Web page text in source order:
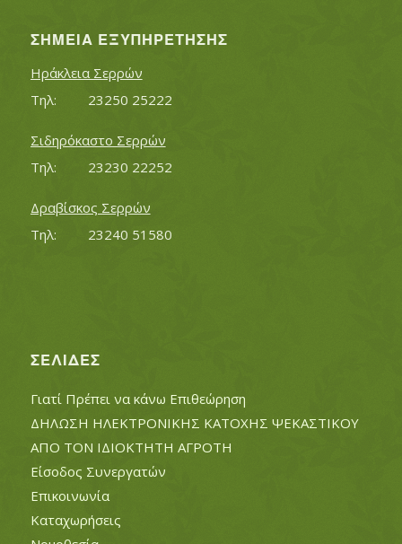
ΣΗΜΕΊΑ ΕΞΥΠΗΡΈΤΗΣΗΣ
Ηράκλεια Σερρών
Τηλ:		23250 25222
Σιδηρόκαστο Σερρών
Τηλ:		23230 22252
Δραβίσκος Σερρών
Τηλ:		23240 51580
ΣΕΛΊΔΕΣ
Γιατί Πρέπει να κάνω Επιθεώρηση
ΔΗΛΩΣΗ ΗΛΕΚΤΡΟΝΙΚΗΣ ΚΑΤΟΧΗΣ ΨΕΚΑΣΤΙΚΟΥ
ΑΠΟ ΤΟΝ ΙΔΙΟΚΤΗΤΗ ΑΓΡΟΤΗ
Είσοδος Συνεργατών
Επικοινωνία
Καταχωρήσεις